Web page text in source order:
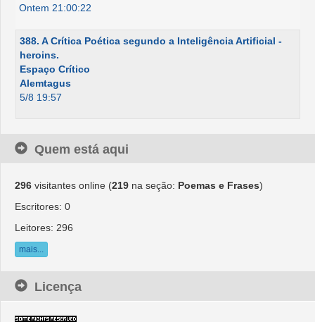
Ontem 21:00:22
388. A Crítica Poética segundo a Inteligência Artificial -
heroins.
Espaço Crítico
Alemtagus
5/8 19:57
Quem está aqui
296 visitantes online (219 na seção: Poemas e Frases)
Escritores: 0
Leitores: 296
mais...
Licença